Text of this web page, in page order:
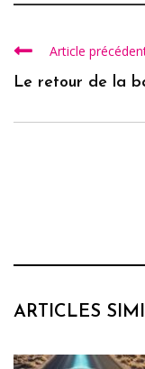
Article
Le retour de la
ARTICLES